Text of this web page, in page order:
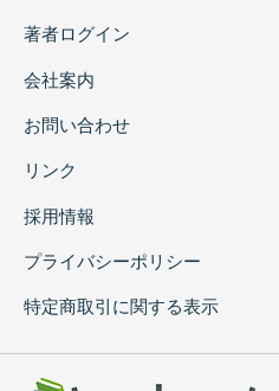
著者ログイン
会社案内
お問い合わせ
リンク
採用情報
プライバシーポリシー
特定商取引に関する表示